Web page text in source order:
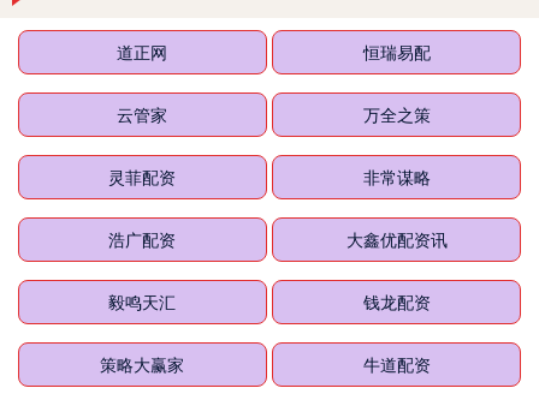
道正网 恒瑞易配
云管家 万全之策
灵菲配资 非常谋略
浩广配资 大鑫优配资讯
毅鸣天汇 钱龙配资
策略大赢家 牛道配资